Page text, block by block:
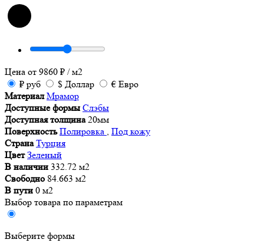
Цена от 9860 ₽ / м2
₽ руб $ Доллар € Евро
Материал Мрамор
Доступные формы Слэбы
Доступная толщина 20мм
Поверхность Полировка , Под кожу
Страна Турция
Цвет Зеленый
В наличии 332.72 м2
Свободно 84.663 м2
В пути 0 м2
Выбор товара по параметрам
Выберите формы